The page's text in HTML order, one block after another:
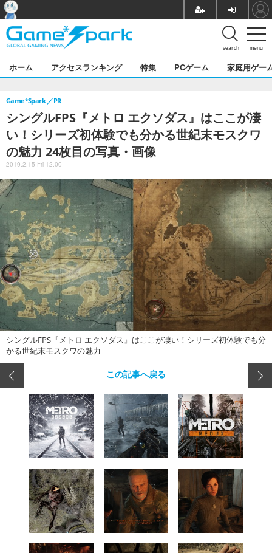
menu
search
ホーム アクセスランキング 特集 PCゲーム 家庭用ゲー
シングルFPS『メトロ エクソダス』はここが凄
い！シリーズ初体験でも分かる世紀末モスクワ
の魅力 24枚目の写真・画像
Game*Spark PR
2019.2.15 Fri 12:00
シングルFPS『メトロ エクソダス』はここが凄い！シリーズ初体験でも分
かる世紀末モスクワの魅力
この記事へ戻る